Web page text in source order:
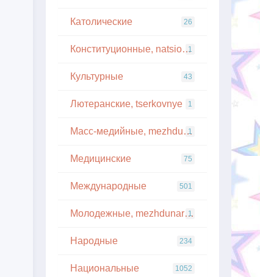
Католические 26
Конституционные, natsionalnye
1
Культурные 43
Лютеранские, tserkovnye 1
Масс-медийные, mezhdunarodnye
1
Медицинские 75
Международные 501
Молодежные, mezhdunarodnye
1
Народные 234
Национальные 1052